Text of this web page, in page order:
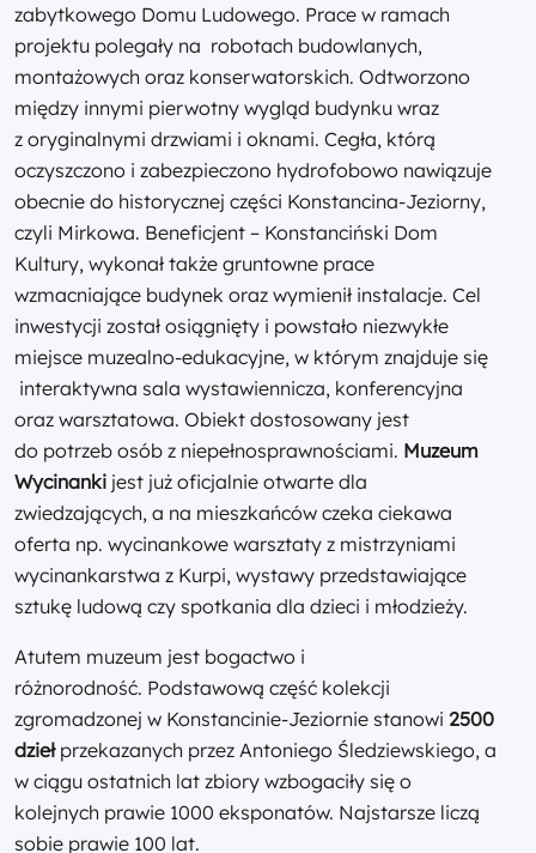
zabytkowego Domu Ludowego. Prace w ramach
projektu polegały na robotach budowlanych,
montażowych oraz konserwatorskich. Odtworzono
między innymi pierwotny wygląd budynku wraz
z oryginalnymi drzwiami i oknami. Cegła, którą
oczyszczono i zabezpieczono hydrofobowo nawiązuje
obecnie do historycznej części Konstancina-Jeziorny,
czyli Mirkowa. Beneficjent – Konstanciński Dom
Kultury, wykonał także gruntowne prace
wzmacniające budynek oraz wymienił instalacje. Cel
inwestycji został osiągnięty i powstało niezwykłe
miejsce muzealno-edukacyjne, w którym znajduje się
interaktywna sala wystawiennicza, konferencyjna
oraz warsztatowa. Obiekt dostosowany jest
do potrzeb osób z niepełnosprawnościami. Muzeum
Wycinanki jest już oficjalnie otwarte dla
zwiedzających, a na mieszkańców czeka ciekawa
oferta np. wycinankowe warsztaty z mistrzyniami
wycinankarstwa z Kurpi, wystawy przedstawiające
sztukę ludową czy spotkania dla dzieci i młodzieży.
Atutem muzeum jest bogactwo i
różnorodność. Podstawową część kolekcji
zgromadzonej w Konstancinie-Jeziornie stanowi 2500
dziełprzekazanych przez Antoniego Śledziewskiego, a
w ciągu ostatnich lat zbiory wzbogaciły się o
kolejnych prawie 1000 eksponatów. Najstarsze liczą
sobie prawie 100 lat.